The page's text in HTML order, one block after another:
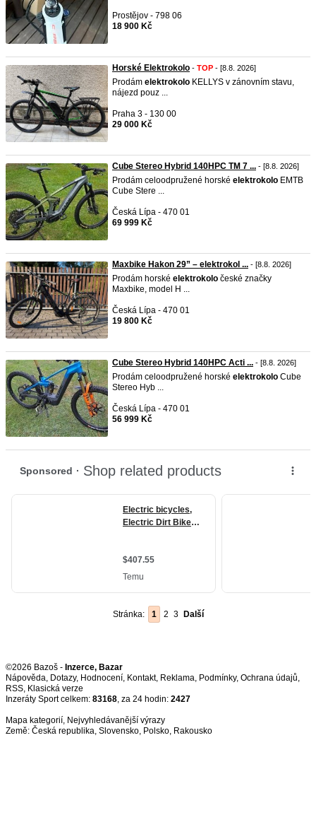
Prostějov - 798 06
18 900 Kč
Horské Elektrokolo - TOP - [8.8. 2026]
Prodám elektrokolo KELLYS v zánovním stavu,
nájezd pouz ...
Praha 3 - 130 00
29 000 Kč
Cube Stereo Hybrid 140HPC TM 7 ... - [8.8. 2026]
Prodám celoodpružené horské elektrokolo EMTB
Cube Stere ...
Česká Lípa - 470 01
69 999 Kč
Maxbike Hakon 29” – elektrokol ... - [8.8. 2026]
Prodám horské elektrokolo české značky
Maxbike, model H ...
Česká Lípa - 470 01
19 800 Kč
Cube Stereo Hybrid 140HPC Acti ... - [8.8. 2026]
Prodám celoodpružené horské elektrokolo Cube
Stereo Hyb ...
Česká Lípa - 470 01
56 999 Kč
Stránka: 1 2 3 Další
©2026 Bazoš - Inzerce, Bazar
Nápověda, Dotazy, Hodnocení, Kontakt, Reklama, Podmínky, Ochrana údajů,
RSS,
Inzeráty Sport celkem: 83168, za 24 hodin: 2427
Mapa kategorií, Nejvyhledávanější výrazy
Země: Česká republika, Slovensko, Polsko, Rakousko